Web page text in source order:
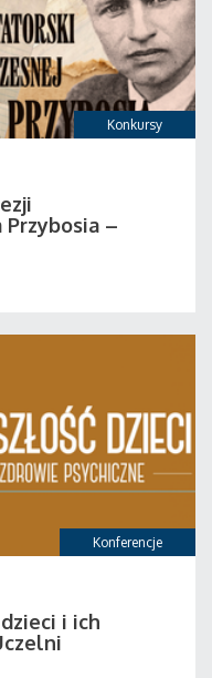
Konkursy
Przybosia –
Konferencje
i ich